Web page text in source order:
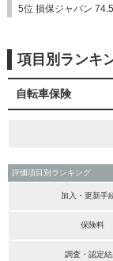
5位 損保ジャパン
項目別ランキ
自転車保険
評価項目別ランキング
加入・更新手
保険料
調査・認定